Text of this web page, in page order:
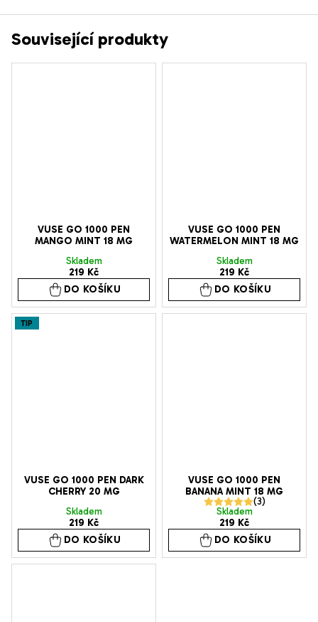
Související produkty
VUSE GO 1000 PEN
MANGO MINT 18 MG
Skladem
219 Kč
DO KOŠÍKU
VUSE GO 1000 PEN
WATERMELON MINT 18 MG
Skladem
219 Kč
DO KOŠÍKU
TIP
VUSE GO 1000 PEN DARK
CHERRY 20 MG
Skladem
219 Kč
DO KOŠÍKU
VUSE GO 1000 PEN
BANANA MINT 18 MG
Průměrné
hodnocení
produktu
je
Skladem
219 Kč
DO KOŠÍKU